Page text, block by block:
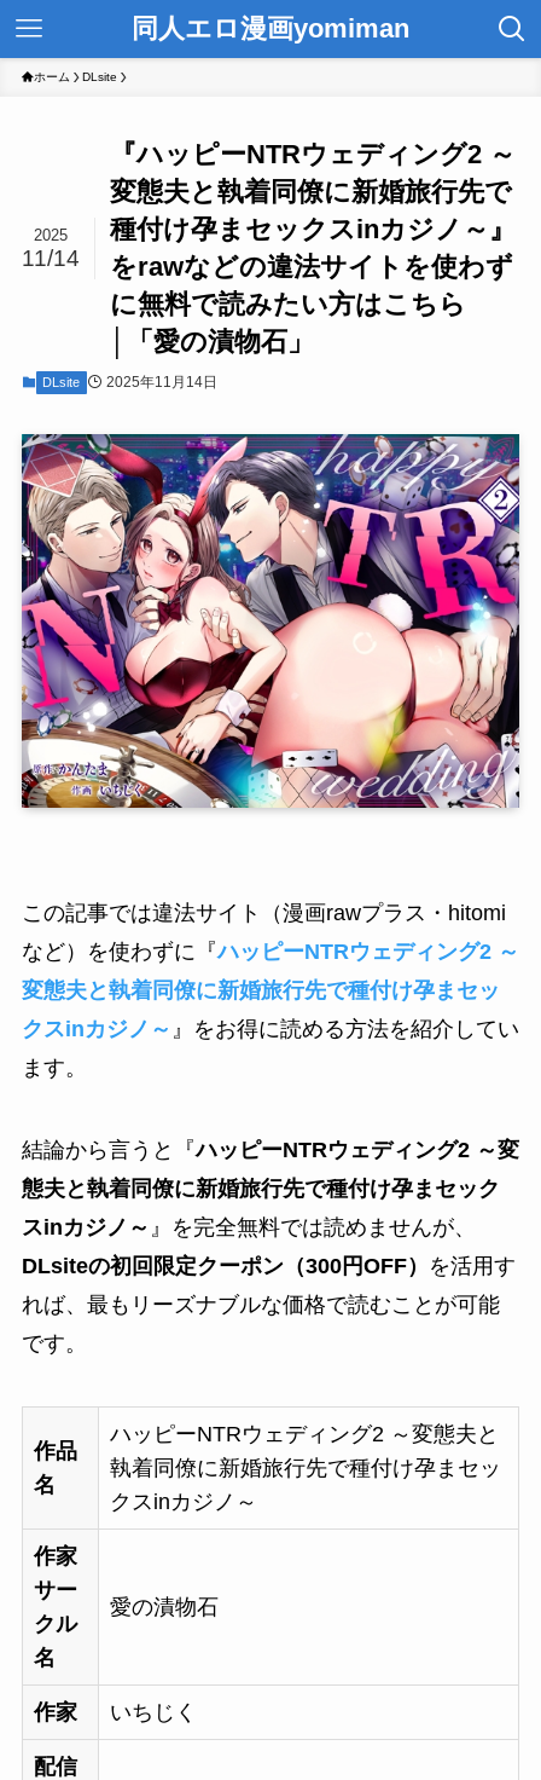
同人エロ漫画yomiman
ホーム DLsite
『ハッピーNTRウェディング2 ～
変態夫と執着同僚に新婚旅行先で
種付け孕まセックスinカジノ～』
をrawなどの違法サイトを使わず
に無料で読みたい方はこちら
│「愛の漬物石」
2025
11/14
DLsite 2025年11月14日
この記事では違法サイト（漫画rawプラス・hitomi
など）を使わずに『ハッピーNTRウェディング2 ～
変態夫と執着同僚に新婚旅行先で種付け孕まセッ
クスinカジノ～ 』をお得に読める方法を紹介してい
ます。
結論から言うと『ハッピーNTRウェディング2 ～変
態夫と執着同僚に新婚旅行先で種付け孕まセック
スinカジノ～ 』を完全無料では読めませんが、
DLsiteの初回限定クーポン（300円OFF）
を活用す
れば、最もリーズナブルな価格で読むことが可能
です。
作品
名
ハッピーNTRウェディング2 ～変態夫と
執着同僚に新婚旅行先で種付け孕まセッ
クスinカジノ～
作家
サー
クル
名
愛の漬物石
作家 いちじく
配信